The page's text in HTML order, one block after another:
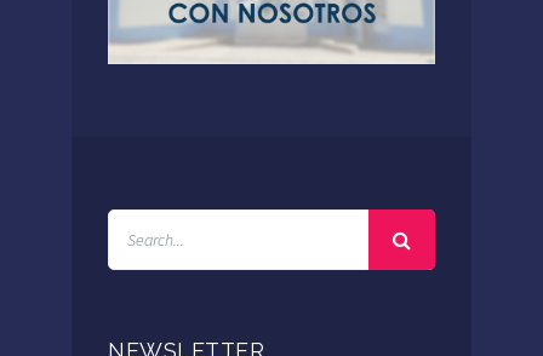
NEWSLETTER